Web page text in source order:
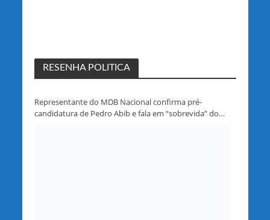
RESENHA POLITICA
Representante do MDB Nacional confirma pré-
candidatura de Pedro Abib e fala em “sobrevida” do